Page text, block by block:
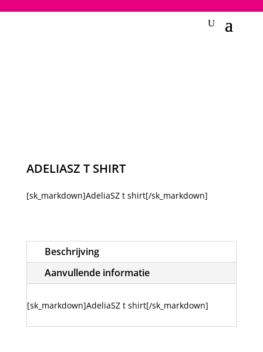
ADELIASZ T SHIRT
[sk_markdown]AdeliaSZ t shirt[/sk_markdown]
Beschrijving
Aanvullende informatie
[sk_markdown]AdeliaSZ t shirt[/sk_markdown]